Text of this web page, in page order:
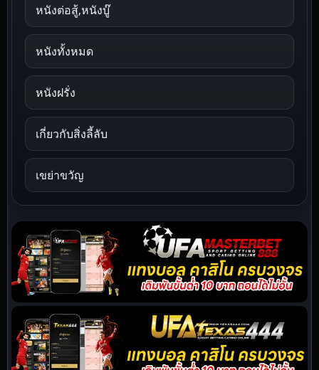
หนังต่อสู้,หนังบู๊
หนังทั้งหมด
หนังฝรั่ง
เกี่ยวกับสิ่งลี้ลับ
เขย่าขวัญ